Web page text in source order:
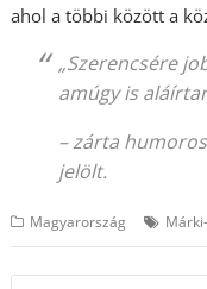
ahol a többi között a
„Szerencsére
amúgy is
– zárta
jelölt.
Magyarország